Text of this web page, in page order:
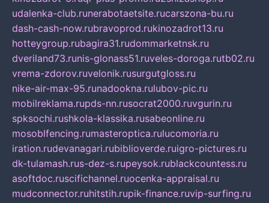
udalenka-club.runerabotaetsite.rucarszona-bu.ru
dash-cash-now.rubravoprod.rukinozadrot13.ru
hotteygroup.rubagira31.rudommarketnsk.ru
dveriland73.runis-glonass51.ruveles-doroga.rutb02.ru
vrema-zdorov.ruvelonik.rusurgutgloss.ru
nike-air-max-95.runadookna.rulubov-pic.ru
mobilreklama.rupds-nn.rusocrat2000.ruvgurin.ru
spksochi.rushkola-klassika.rusabeonline.ru
mosoblfencing.rumasteroptica.rulucomoria.ru
iration.rudevanagari.rubiblioverde.ruigro-pictures.ru
dk-tulamash.rus-dez-s.rupeysok.rublackcountess.ru
asoftdoc.ruscifichannel.ruocenka-appraisal.ru
mudconnector.ruhitstih.rupik-finance.ruvip-surfing.ru